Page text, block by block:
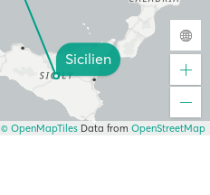
Sicilien
© OpenMapTiles Data from OpenStreetMap